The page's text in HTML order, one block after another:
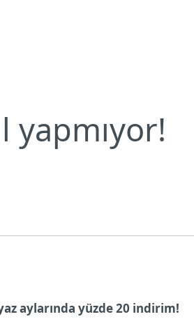
aylarında yüzde 20 indirim!